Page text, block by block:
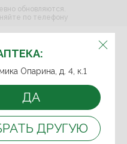
ВЫБЕРИТЕ АПТЕКУ:
Академика Опарина,
к.1
Опарина, д. 4, к.1
ДА
ДРУГУЮ
обновляются.
по телефону
+7 (499) 749-74-89
78-73